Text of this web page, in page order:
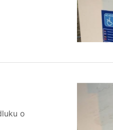
o